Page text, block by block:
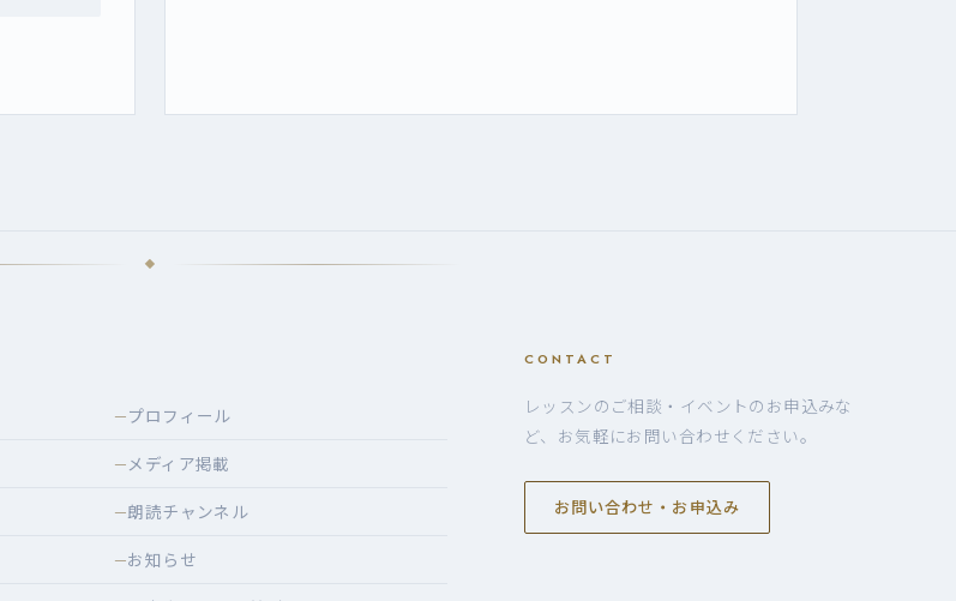
—プロフィール
—メディア掲載
—朗読チャンネル
—お知らせ
CONTACT
レッスンのご相談・イベントのお申込みな
ど、お気軽にお問い合わせください。
お問い合わせ・お申込み